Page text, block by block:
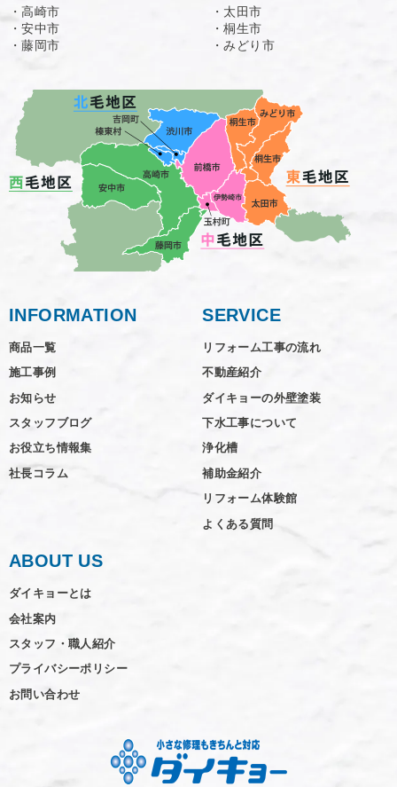
・高崎市
・安中市
・藤岡市
・太田市
・桐生市
・みどり市
INFORMATION
商品一覧
施工事例
お知らせ
スタッフブログ
お役立ち情報集
社長コラム
SERVICE
リフォーム工事の流れ
不動産紹介
ダイキョーの外壁塗装
下水工事について
浄化槽
補助金紹介
リフォーム体験館
よくある質問
ABOUT US
ダイキョーとは
会社案内
スタッフ・職人紹介
プライバシーポリシー
お問い合わせ